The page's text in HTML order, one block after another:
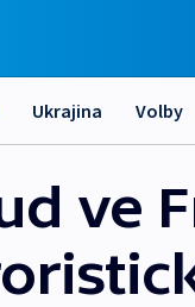
Ukrajina Volby
ve